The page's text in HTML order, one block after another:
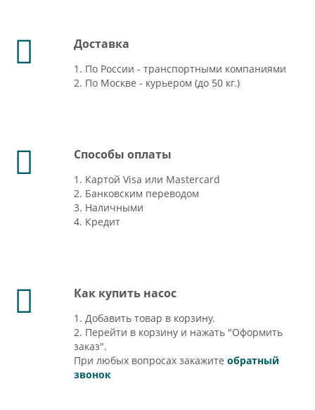
Доставка
1. По России - транспортными компаниями
2. По Москве - курьером (до 50 кг.)
Способы оплаты
1. Картой Visa или Mastercard
2. Банковским переводом
3. Наличными
4. Кредит
Как купить насос
1. Добавить товар в корзину.
2. Перейти в корзину и нажать "Оформить
заказ".
При любых вопросах закажите обратный
звонок